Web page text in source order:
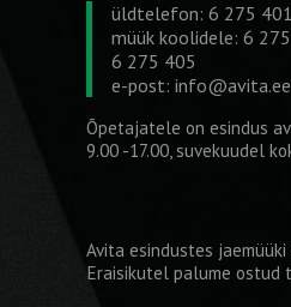
üldtelefon: 6 275 401
müük koolidele: 6
6 275 405
e-post: info@avita.ee
Õpetajatele on esindus
9.00 -17.00, suvekuudel
Avita esindustes jaemüüki
Eraisikutel palume ostud